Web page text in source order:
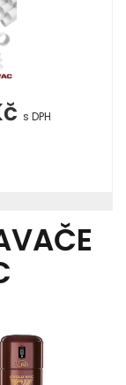
s DPH